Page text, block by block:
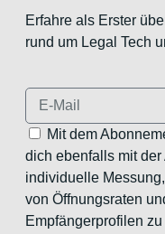
Erfahre als Erster
rund um Legal Tech
Mit dem
dich ebenfalls mit
individuelle
von Öffnungsraten
Empfängerprofilen